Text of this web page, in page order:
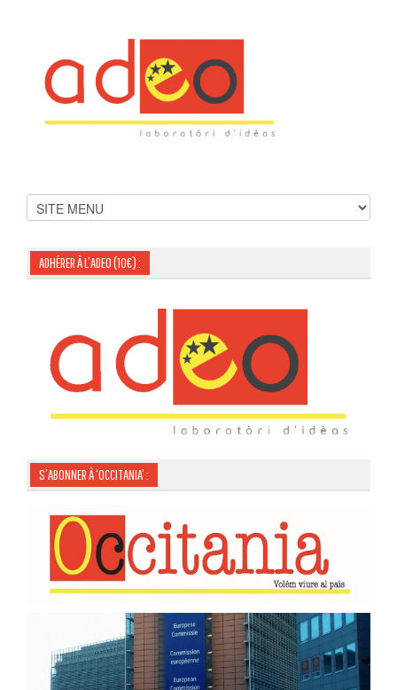
ADHÉRER À L’ADEO (10€) :
S’ABONNER À ‘OCCITANIA’ :